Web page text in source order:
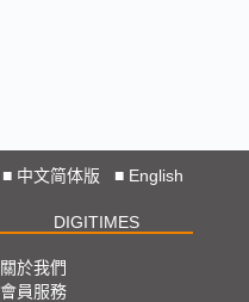
■ 中文简体版 ■ English
DIGITIMES
關於我們
會員服務